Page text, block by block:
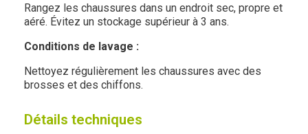
Rangez les chaussures dans un endroit sec, propre et
aéré. Évitez un stockage supérieur à 3 ans.
Conditions de lavage :
Nettoyez régulièrement les chaussures avec des
brosses et des chiffons.
Détails techniques